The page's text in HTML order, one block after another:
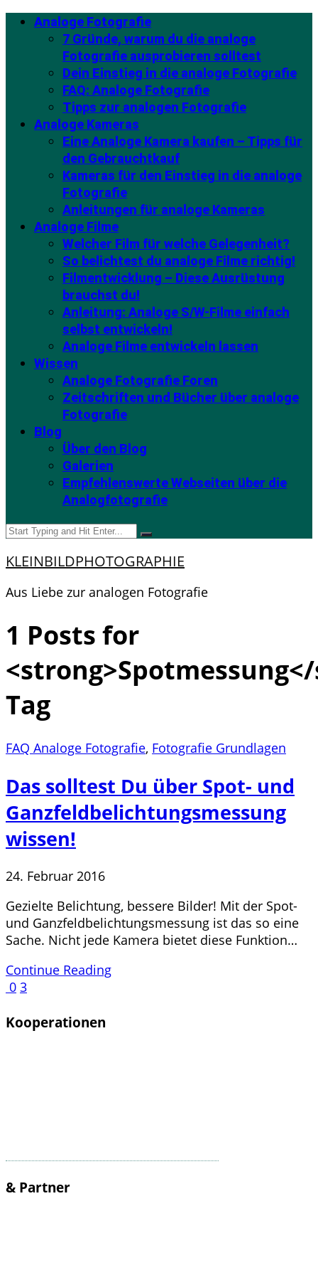
Analoge Fotografie
7 Gründe, warum du die analoge
Fotografie ausprobieren solltest
Dein Einstieg in die analoge Fotografie
FAQ: Analoge Fotografie
Tipps zur analogen Fotografie
Analoge Kameras
Eine Analoge Kamera kaufen – Tipps für
den Gebrauchtkauf
Kameras für den Einstieg in die analoge
Fotografie
Anleitungen für analoge Kameras
Analoge Filme
Welcher Film für welche Gelegenheit?
So belichtest du analoge Filme richtig!
Filmentwicklung – Diese Ausrüstung
brauchst du!
Anleitung: Analoge S/W-Filme einfach
selbst entwickeln!
Analoge Filme entwickeln lassen
Wissen
Analoge Fotografie Foren
Zeitschriften und Bücher über analoge
Fotografie
Blog
Über den Blog
Galerien
Empfehlenswerte Webseiten über die
Analogfotografie
KLEINBILDPHOTOGRAPHIE
Aus Liebe zur analogen Fotografie
1 Posts for
Tag
FAQ Analoge Fotografie, Fotografie Grundlagen
Das solltest Du über Spot- und
Ganzfeldbelichtungsmessung
wissen!
24. Februar 2016
Gezielte Belichtung, bessere Bilder! Mit der Spot-
und Ganzfeldbelichtungsmessung ist das so eine
Sache. Nicht jede Kamera bietet diese Funktion…
Continue Reading
0 3
Kooperationen
& Partner